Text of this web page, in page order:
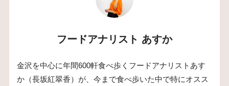
フードアナリスト あすか
金沢を中心に年間600軒食べ歩くフードアナリストあす
か（長坂紅翠香）が、今まで食べ歩いた中で特にオスス